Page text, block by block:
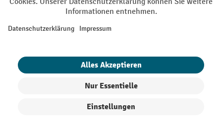
Kauf von Bockrollen achten
Tragfähigkeit:Die Belastungsgrenze der
Gesamtlast und der Rollenanzahl. Bei uns wählen
Sie Modelle mit bis zu 1400 kg Tragkraft.
Laufeigenschaften, die Eignung für den jeweiligen
Arbeitsbereich und den Untergrund sowie die